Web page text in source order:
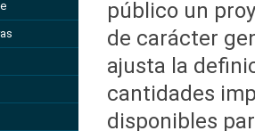
público un
de carácter
ajusta la
cantidades
disponibles